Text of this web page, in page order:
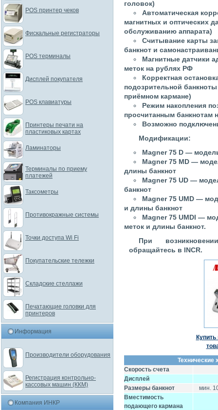
головок)
Автоматическая
магнитных и оптических
обслуживанию аппарата)
Считывание карты
банкнот и
Магнитные датчики
меток на рублях РФ
Корректная
подозрительной
приёмном кармане)
Режим накопления
просчитанным банкнотам
Возможно
Модификации:
Magner 75 D —
Magner 75 МD —
длины банкнот
Magner 75 UD —
банкнот
Magner 75 UМD —
и длины банкнот
Magner 75 UМDI —
меток и длины банкнот.
При
обращайтесь в INCR.
Купить
Технические
Скорость счета
Дисплей
Размеры банкнот
мин.
Вместимость
подающего кармана
POS принтер чеков
Фискальные регистраторы
POS терминалы
Дисплей покупателя
POS клавиатуры
Принтеры печати на
пластиковых картах
Ламинаторы
Терминалы по приему
платежей
Таксометры
Противокражные системы
Точки доступа Wi Fi
Покупательские тележки
Складские стеллажи
Печатающие головки для
принтеров
Информация
Производители оборудования
Регистрация контрольно-
кассовых машин (ККМ)
Компания ИНКР